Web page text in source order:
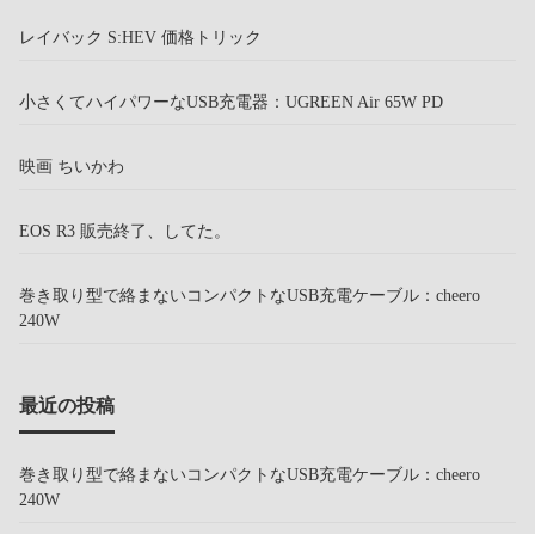
レイバック S:HEV 価格トリック
小さくてハイパワーなUSB充電器：UGREEN Air 65W PD
映画 ちいかわ
EOS R3 販売終了、してた。
巻き取り型で絡まないコンパクトなUSB充電ケーブル：cheero
240W
最近の投稿
巻き取り型で絡まないコンパクトなUSB充電ケーブル：cheero
240W